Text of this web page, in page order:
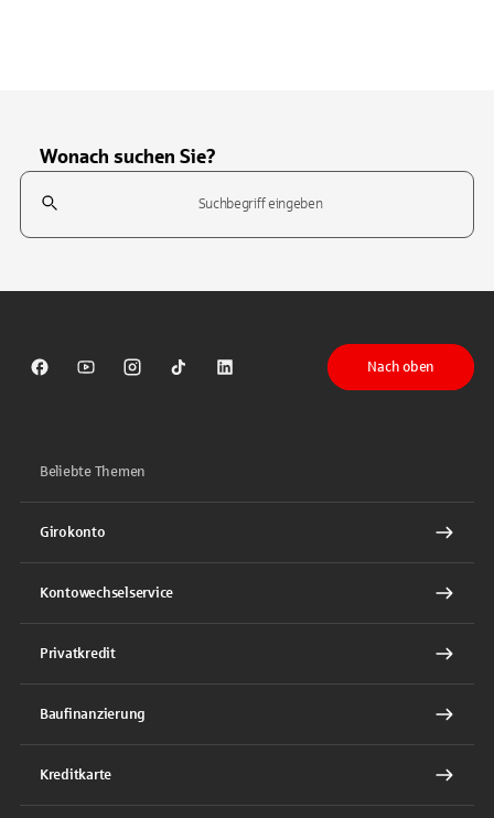
Wonach suchen Sie?
Suchfeld
Sparkasse auf Facebook
Sparkasse auf Youtube
Sparkasse auf Instagram
Sparkasse auf TikTok
Sparkasse auf LinkedIn
Nach oben
Beliebte Themen
Girokonto
Kontowechselservice
Privatkredit
Baufinanzierung
Kreditkarte